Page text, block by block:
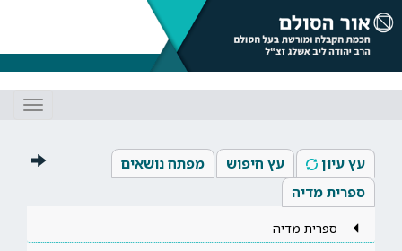
עץ עיון עץ חיפוש
מפתח נושאים
ספרית מדיה
ספרית מדיה